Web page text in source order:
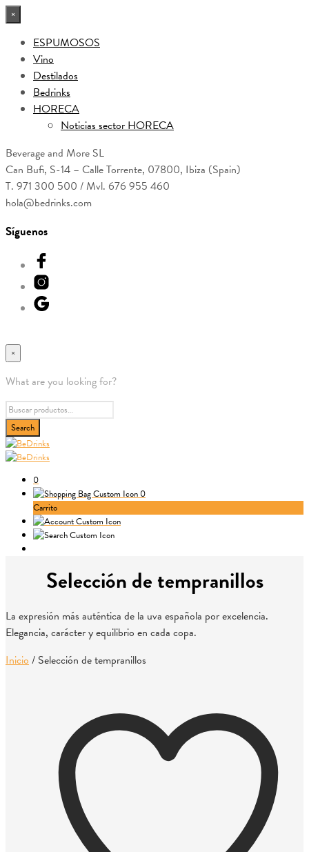
×
ESPUMOSOS
Vino
Destilados
Bedrinks
HORECA
Noticias sector HORECA
Beverage and More SL
Can Bufi, S-14 – Calle Torrente, 07800, Ibiza (Spain)
T. 971 300 500 / Mvl. 676 955 460
hola@bedrinks.com
Síguenos
×
What are you looking for?
0
0
Carrito
Selección de tempranillos
La expresión más auténtica de la uva española por excelencia.
Elegancia, carácter y equilibrio en cada copa.
Inicio / Selección de tempranillos